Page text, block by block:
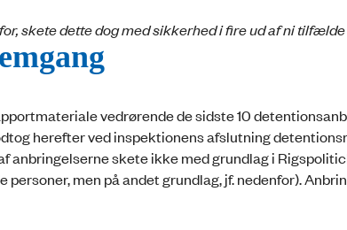
skete dette dog med sikkerhed i fire ud af ni
vedrørende de sidste 10
herefter ved inspektionens afslutning
anbringelserne skete ikke med grundlag i
men på andet grundlag, jf. nedenfor).